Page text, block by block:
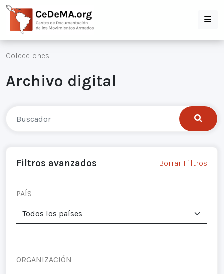
Colecciones
Archivo digital
Filtros avanzados Borrar Filtros
PAÍS
ORGANIZACIÓN